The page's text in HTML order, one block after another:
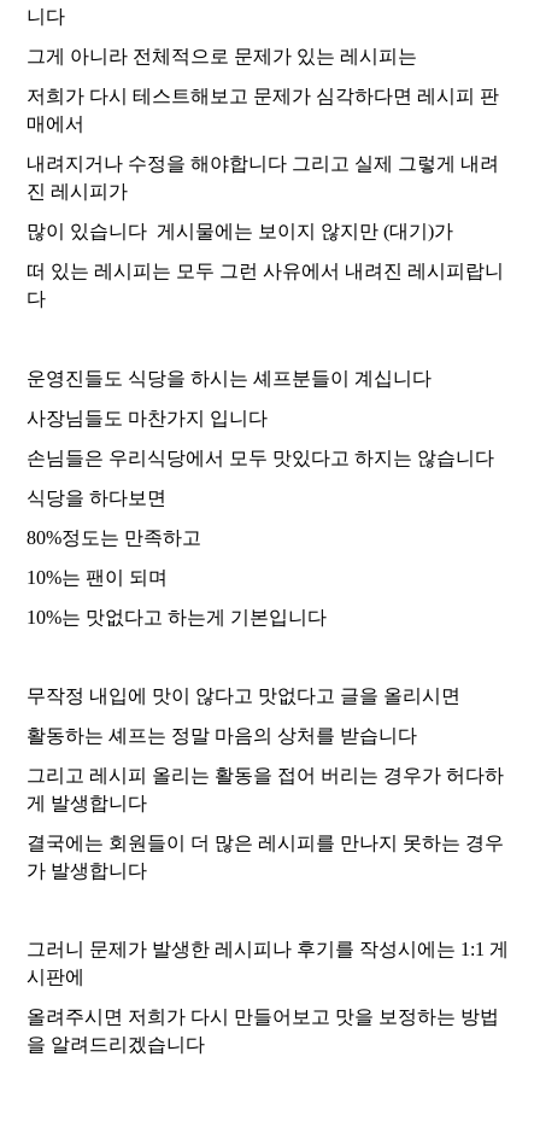
니다
그게 아니라 전체적으로 문제가 있는 레시피는
저희가 다시 테스트해보고 문제가 심각하다면 레시피 판
매에서
내려지거나 수정을 해야합니다 그리고 실제 그렇게 내려
진 레시피가
많이 있습니다 게시물에는 보이지 않지만 (대기)가
떠 있는 레시피는 모두 그런 사유에서 내려진 레시피랍니
다
운영진들도 식당을 하시는 셰프분들이 계십니다
사장님들도 마찬가지 입니다
손님들은 우리식당에서 모두 맛있다고 하지는 않습니다
식당을 하다보면
80%정도는 만족하고
10%는 팬이 되며
10%는 맛없다고 하는게 기본입니다
무작정 내입에 맛이 않다고 맛없다고 글을 올리시면
활동하는 셰프는 정말 마음의 상처를 받습니다
그리고 레시피 올리는 활동을 접어 버리는 경우가 허다하
게 발생합니다
결국에는 회원들이 더 많은 레시피를 만나지 못하는 경우
가 발생합니다
그러니 문제가 발생한 레시피나 후기를 작성시에는 1:1 게
시판에
올려주시면 저희가 다시 만들어보고 맛을 보정하는 방법
을 알려드리겠습니다